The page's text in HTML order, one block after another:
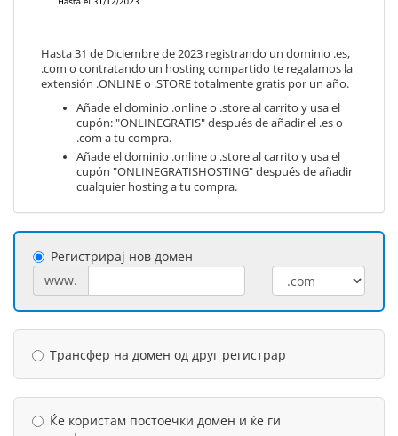
Hasta 31 de Diciembre de 2023 registrando un dominio .es,
.com o contratando un hosting compartido te regalamos la
extensión .ONLINE o .STORE totalmente gratis por un año.
Añade el dominio .online o .store al carrito y usa el
cupón: "ONLINEGRATIS" después de añadir el .es o
.com a tu compra.
Añade el dominio .online o .store al carrito y usa el
cupón "ONLINEGRATISHOSTING" después de añadir
cualquier hosting a tu compra.
Регистрирај нов домен
www.
Трансфер на домен од друг регистрар
Ќе користам постоечки домен и ќе ги